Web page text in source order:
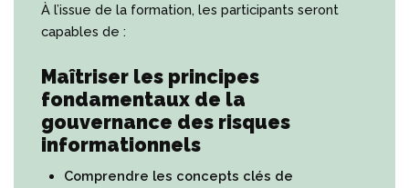
À l’issue de la formation, les participants seront
capables de :
Maîtriser les principes
fondamentaux de la
gouvernance des risques
informationnels
Comprendre les concepts clés de